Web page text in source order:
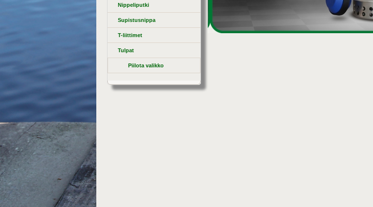
Nippeliputki
Supistusnippa
T-liittimet
Tulpat
Piilota valikko